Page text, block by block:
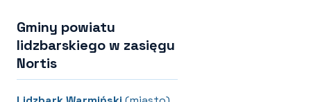
Gminy powiatu
lidzbarskiego w zasięgu
Nortis